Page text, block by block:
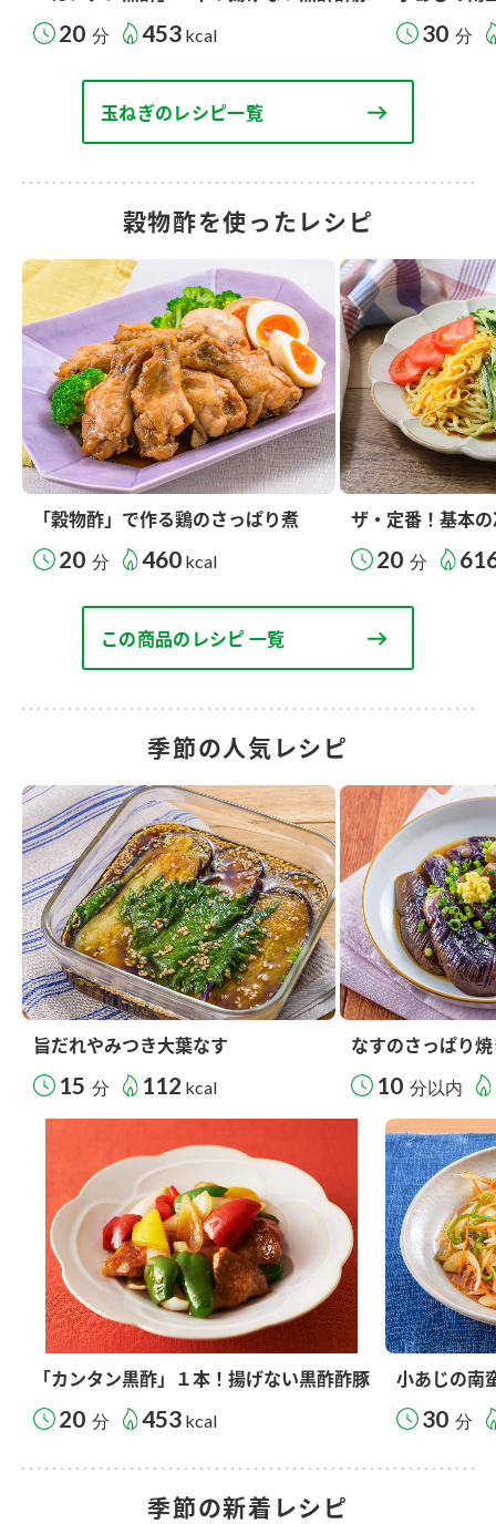
20 分 453 kcal 30 分
玉ねぎのレシピ一覧
穀物酢を使ったレシピ
「穀物酢」で作る鶏のさっぱり煮
20 分 460 kcal
ザ・定番！基本
20 分
この商品のレシピ 一覧
季節の人気レシピ
旨だれやみつき大葉なす
15 分 112 kcal
なすのさっぱり
10 分以内
「カンタン黒酢」１本！揚げない黒酢酢豚
20 分 453 kcal
小あじの南
30 分
季節の新着レシピ